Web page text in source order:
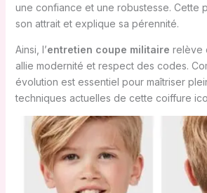
une confiance et une robustesse. Cette
son attrait et explique sa pérennité.
Ainsi, l’entretien coupe militaire relève
allie modernité et respect des codes.
évolution est essentiel pour maîtriser
techniques actuelles de cette coiffure